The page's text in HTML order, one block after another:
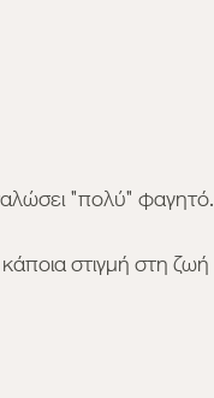
"πολύ" φαγητό.
στιγμή στη ζωή